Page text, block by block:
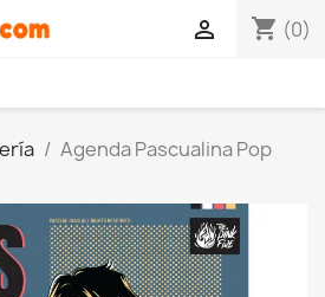
shopping_cart (0)

Agenda Pascualina Pop